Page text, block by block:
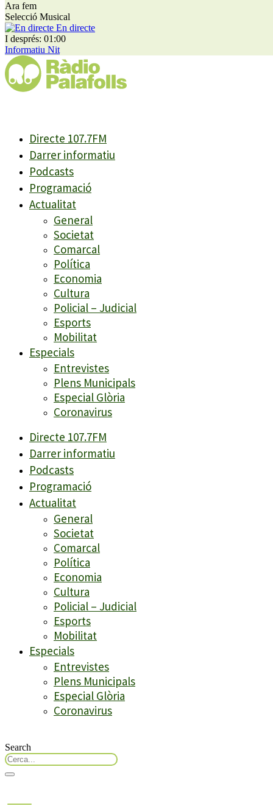
Ara fem
Selecció Musical
En directe
I després: 01:00
Informatiu Nit
Directe 107.7FM
Darrer informatiu
Podcasts
Programació
Actualitat
General
Societat
Comarcal
Política
Economia
Cultura
Policial – Judicial
Esports
Mobilitat
Especials
Entrevistes
Plens Municipals
Especial Glòria
Coronavirus
Directe 107.7FM
Darrer informatiu
Podcasts
Programació
Actualitat
General
Societat
Comarcal
Política
Economia
Cultura
Policial – Judicial
Esports
Mobilitat
Especials
Entrevistes
Plens Municipals
Especial Glòria
Coronavirus
Search